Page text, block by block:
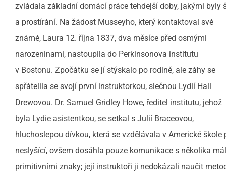
zvládala základní domácí práce tehdejší doby, jakými byly
a prostírání. Na žádost Musseyho, který kontaktoval své
známé, Laura 12. října 1837, dva měsíce před osmými
narozeninami, nastoupila do Perkinsonova institutu
v Bostonu. Zpočátku se jí stýskalo po rodině, ale záhy se
spřátelila se svojí první instruktorkou, slečnou Lydií Hall
Drewovou. Dr. Samuel Gridley Howe, ředitel institutu, jehož
byla Lydie asistentkou, se setkal s Julií Braceovou,
hluchoslepou dívkou, která se vzdělávala v Americké škole
neslyšící, ovšem dosáhla pouze komunikace s několika
primitivními znaky; její instruktoři ji nedokázali naučit